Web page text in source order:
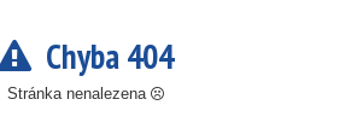
Chyba 404
Stránka nenalezena